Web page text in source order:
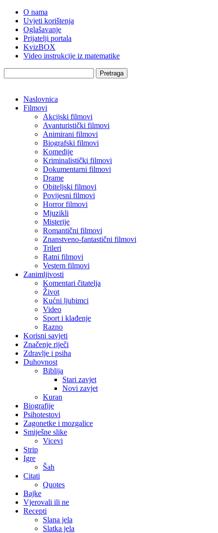
O nama
Uvjeti korištenja
Oglašavanje
Prijatelji portala
KvizBOX
Video instrukcije iz matematike
Pretraga
Naslovnica
Filmovi
Akcijski filmovi
Avanturistički filmovi
Animirani filmovi
Biografski filmovi
Komedije
Kriminalistički filmovi
Dokumentarni filmovi
Drame
Obiteljski filmovi
Povijesni filmovi
Horror filmovi
Mjuzikli
Misterije
Romantični filmovi
Znanstveno-fantastični filmovi
Trileri
Ratni filmovi
Vestern filmovi
Zanimljivosti
Komentari čitatelja
Život
Kućni ljubimci
Video
Sport i klađenje
Razno
Korisni savjeti
Značenje riječi
Zdravlje i psiha
Duhovnost
Biblija
Stari zavjet
Novi zavjet
Kuran
Biografije
Psihotestovi
Zagonetke i mozgalice
Smiješne slike
Vicevi
Strip
Igre
Šah
Citati
Quotes
Bajke
Vjerovali ili ne
Recepti
Slana jela
Slatka jela